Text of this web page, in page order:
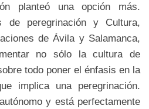
planteó una opción más.
de peregrinación y Cultura,
de Ávila y Salamanca,
no sólo la cultura de
todo poner el énfasis en la
implica una peregrinación.
y está perfectamente